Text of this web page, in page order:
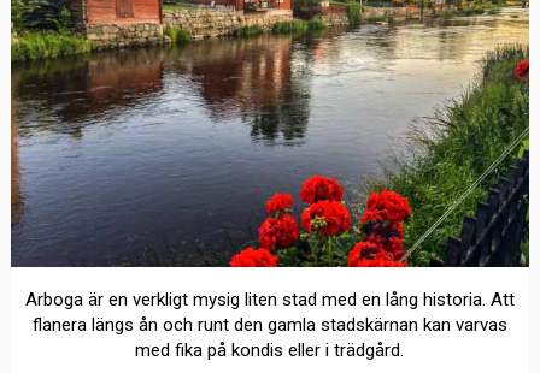
Arboga är en verkligt mysig liten stad med en lång historia. Att
flanera längs ån och runt den gamla stadskärnan kan varvas
med fika på kondis eller i trädgård.